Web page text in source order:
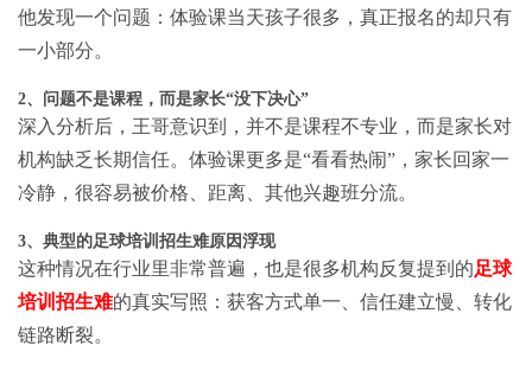
他发现一个问题：体验课当天孩子很多，真正报名的却只有
一小部分。
2、问题不是课程，而是家长“没下决心”
深入分析后，王哥意识到，并不是课程不专业，而是家长对
机构缺乏长期信任。体验课更多是“看看热闹”，家长回家一
冷静，很容易被价格、距离、其他兴趣班分流。
3、典型的足球培训招生难原因浮现
这种情况在行业里非常普遍，也是很多机构反复提到的足球
培训招生难的真实写照：获客方式单一、信任建立慢、转化
链路断裂。